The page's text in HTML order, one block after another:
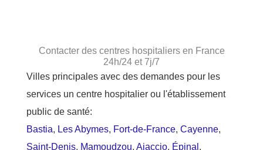
Contacter des centres hospitaliers en France
24h/24 et 7j/7
Villes principales avec des demandes pour les
services un centre hospitalier ou l'établissement
public de santé:
Bastia, Les Abymes, Fort-de-France, Cayenne,
Saint-Denis, Mamoudzou, Ajaccio, Épinal,